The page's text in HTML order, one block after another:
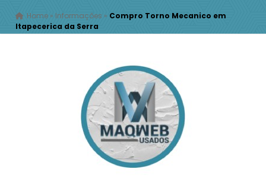
Home » Informações » Compro Torno Mecanico em
Itapecerica da Serra